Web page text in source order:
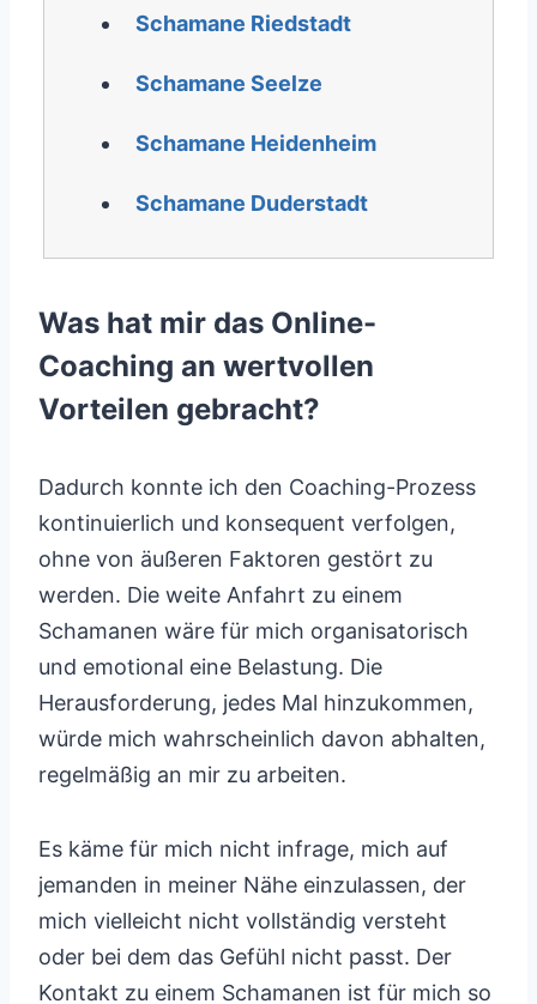
Schamane Riedstadt
Schamane Seelze
Schamane Heidenheim
Schamane Duderstadt
Was hat mir das Online-
Coaching an wertvollen
Vorteilen gebracht?
Dadurch konnte ich den Coaching-Prozess
kontinuierlich und konsequent verfolgen,
ohne von äußeren Faktoren gestört zu
werden. Die weite Anfahrt zu einem
Schamanen wäre für mich organisatorisch
und emotional eine Belastung. Die
Herausforderung, jedes Mal hinzukommen,
würde mich wahrscheinlich davon abhalten,
regelmäßig an mir zu arbeiten.
Es käme für mich nicht infrage, mich auf
jemanden in meiner Nähe einzulassen, der
mich vielleicht nicht vollständig versteht
oder bei dem das Gefühl nicht passt. Der
Kontakt zu einem Schamanen ist für mich so